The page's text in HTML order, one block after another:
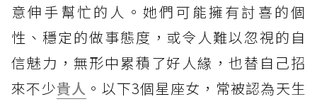
意伸手幫忙的人。她們可能擁有討喜的個
性、穩定的做事態度，或令人難以忽視的自
信魅力，無形中累積了好人緣，也替自己招
來不少貴人 。以下3個星座女，常被認為天生